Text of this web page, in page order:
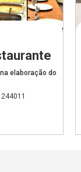
elaboração do